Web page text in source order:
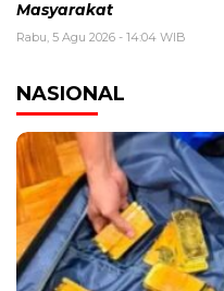
Masyarakat
Rabu, 5 Agu 2026 - 14:04 WIB
NASIONAL